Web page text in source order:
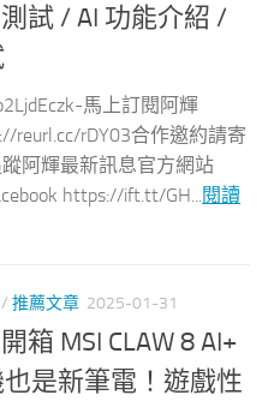
試 / AI 功能介紹 /
馬上訂閱阿輝
reurl.cc/rDY03合作邀約請寄
阿輝最新訊息官方網站
https://ift.tt/GH...
閱讀
/ 推薦文章 2025-01-31
箱 MSI CLAW 8 AI+
是新筆電！遊戲性